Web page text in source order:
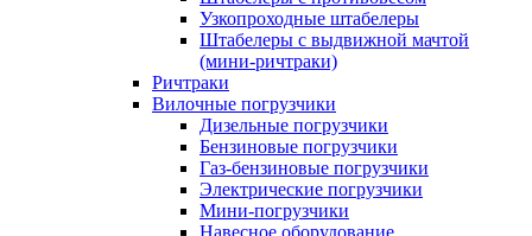
Узкопроходные штабелеры
Штабелеры с выдвижной мачтой
(мини-ричтраки)
Ричтраки
Вилочные погрузчики
Дизельные погрузчики
Бензиновые погрузчики
Газ-бензиновые погрузчики
Электрические погрузчики
Мини-погрузчики
Навесное оборудование